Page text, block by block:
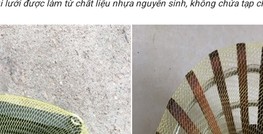
lưới được làm từ chất liệu nhựa nguyên sinh, không chứa tạp